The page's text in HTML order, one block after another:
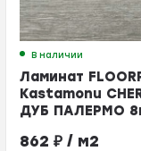
В наличии
Ламинат
Kastamonu
ДУБ ПАЛЕРМО
862₽ / м2